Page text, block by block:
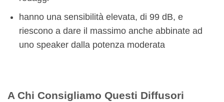
hanno una sensibilità elevata, di 99 dB, e
riescono a dare il massimo anche abbinate ad
uno speaker dalla potenza moderata
A Chi Consigliamo Questi Diffusori